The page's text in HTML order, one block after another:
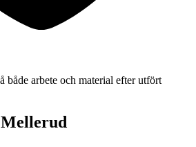
både arbete och material efter utfört